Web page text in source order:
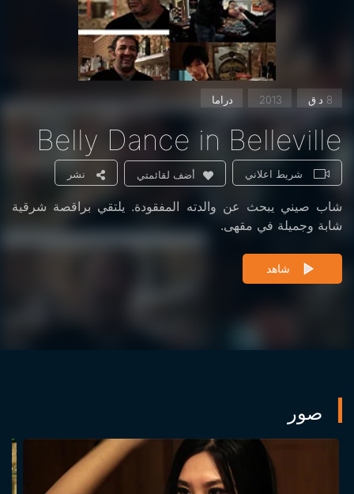
2013 دراما
Belly Dance in Belleville
شريط اعلاني أضف لقائمتي نشر
شاب صيني يبحث عن والدته المفقودة. يلتقي براقصة شرقية
شابة وجميلة في مقهى.
شاهد
صور